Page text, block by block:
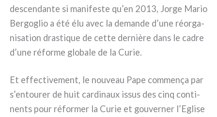
descen­dan­te si mani­fe­ste qu’en 2013, Jorge Mario
Bergoglio a été élu avec la deman­de d’une réor­ga­
ni­sa­tion dra­sti­que de cet­te der­niè­re dans le cadre
d’une réfor­me glo­ba­le de la Curie.
Et effec­ti­ve­ment, le nou­veau Pape com­me­nça par
s’entourer de huit car­di­naux issus des cinq con­ti­
nen­ts pour réfor­mer la Curie et gou­ver­ner l’Eglise